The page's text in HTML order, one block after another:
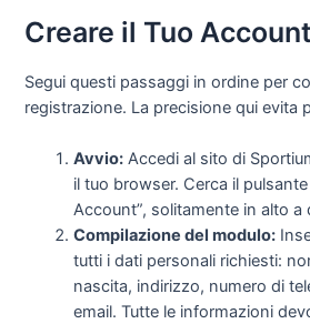
Creare il Tuo Account
Segui questi passaggi in ordine per
registrazione. La precisione qui evita
Avvio: Accedi al sito di
il tuo browser. Cerca il pulsante
Account”, solitamente in alto a
Compilazione del modulo:
tutti i dati personali richiesti:
nascita, indirizzo, numero di
email. Tutte le informazioni